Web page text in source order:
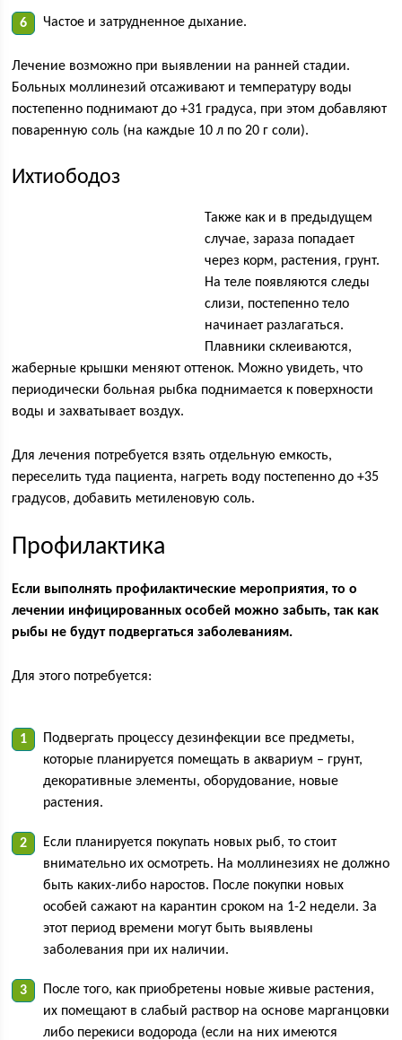
Частое и затрудненное дыхание.
Лечение возможно при выявлении на ранней стадии.
Больных моллинезий отсаживают и температуру воды
постепенно поднимают до +31 градуса, при этом добавляют
поваренную соль (на каждые 10 л по 20 г соли).
Ихтиободоз
Также как и в предыдущем
случае, зараза попадает
через корм, растения, грунт.
На теле появляются следы
слизи, постепенно тело
начинает разлагаться.
Плавники склеиваются,
жаберные крышки меняют оттенок. Можно увидеть, что
периодически больная рыбка поднимается к поверхности
воды и захватывает воздух.
Для лечения потребуется взять отдельную емкость,
переселить туда пациента, нагреть воду постепенно до +35
градусов, добавить метиленовую соль.
Профилактика
Если выполнять профилактические мероприятия, то о
лечении инфицированных особей можно забыть, так как
рыбы не будут подвергаться заболеваниям.
Для этого потребуется:
Подвергать процессу дезинфекции все предметы,
которые планируется помещать в аквариум – грунт,
декоративные элементы, оборудование, новые
растения.
Если планируется покупать новых рыб, то стоит
внимательно их осмотреть. На моллинезиях не должно
быть каких-либо наростов. После покупки новых
особей сажают на карантин сроком на 1-2 недели. За
этот период времени могут быть выявлены
заболевания при их наличии.
После того, как приобретены новые живые растения,
их помещают в слабый раствор на основе марганцовки
либо перекиси водорода (если на них имеются